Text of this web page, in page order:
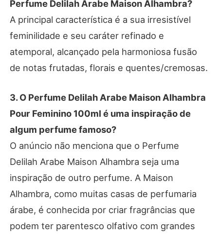
Perfume Delilah Arabe Maison Alhambra?
A principal característica é a sua irresistível
feminilidade e seu caráter refinado e
atemporal, alcançado pela harmoniosa fusão
de notas frutadas, florais e quentes/cremosas.
3. O Perfume Delilah Arabe Maison Alhambra
Pour Feminino 100ml é uma inspiração de
algum perfume famoso?
O anúncio não menciona que o Perfume
Delilah Arabe Maison Alhambra seja uma
inspiração de outro perfume. A Maison
Alhambra, como muitas casas de perfumaria
árabe, é conhecida por criar fragrâncias que
podem ter parentesco olfativo com grandes